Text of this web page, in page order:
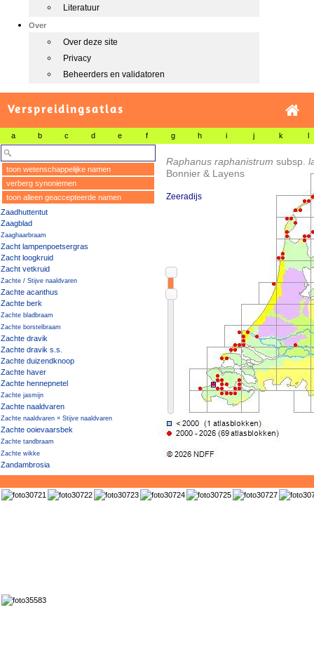
Literatuur
Over
Over deze site
Privacy
Beheerders en validatoren
Verspreidingsatlas
a b c d e f g h i j k l
toon wetenschappelijke namen
verberg synoniemen
toon alleen geaccepteerde namen
Zaadhuttentut
Zaagblad
Zaaghaarbraam
Zacht lampenpoetsergras
Zacht loogkruid
Zacht vetkruid
Zachte / Stijve naaldvaren
Zachte acanthus
Zachte berk
Zachte bladbraam
Zachte borstelbraam
Zachte dravik
Zachte dravik s.s.
Zachte duizendknoop
Zachte haver
Zachte hennepnetel
Zachte jasmijn
Zachte naaldvaren
Zachte naaldvaren × Stijve naaldvaren
Zachte ooievaarsbek
Zachte tandbraam
Zachte wikke
Zandambrosia
Zandanjer
Zandbankwilg
Zandblauwtje
Zandstruisgras
Raphanus raphanistrum subsp.
Bonnier & Layens
Zeeradijs